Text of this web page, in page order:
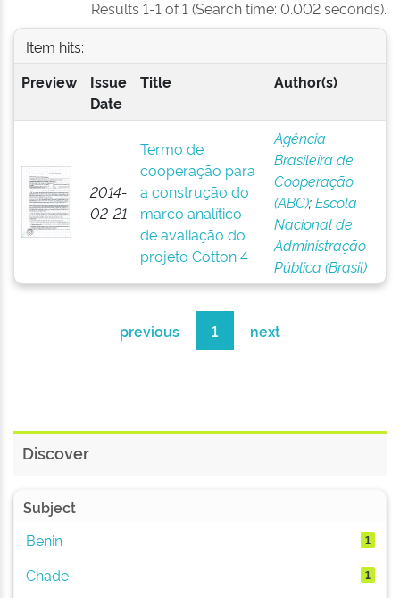
Results 1-1 of 1 (Search time: 0.002 seconds).
Item hits:
Preview
Issue
Date
Title Author(s)
2014-
02-21
Termo de
cooperação para
a construção do
marco analítico
de avaliação do
projeto Cotton 4
Agência
Brasileira de
Cooperação
(ABC);Escola
Nacional de
Administração
Pública (Brasil)
previous 1 next
Discover
Subject
Benin
1
Chade 1